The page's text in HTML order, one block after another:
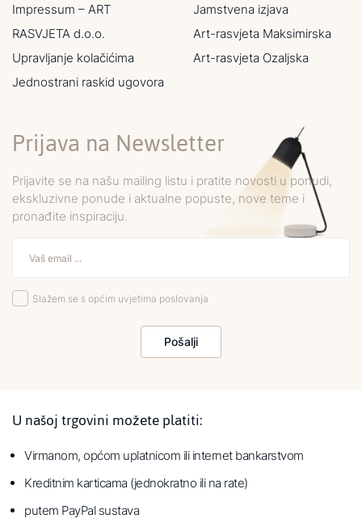
Impressum – ART
RASVJETA d.o.o.
Upravljanje kolačićima
Jednostrani raskid ugovora
Jamstvena izjava
Art-rasvjeta Maksimirska
Art-rasvjeta Ozaljska
Prijava na Newsletter
Prijavite se na našu mailing listu i pratite novosti u ponudi,
ekskluzivne ponude i aktualne popuste, nove teme i
pronađite inspiraciju.
Slažem se s općim uvjetima poslovanja
Pošalji
U našoj trgovini možete platiti:
Virmanom, općom uplatnicom ili internet bankarstvom
Kreditnim karticama (jednokratno ili na rate)
putem PayPal sustava